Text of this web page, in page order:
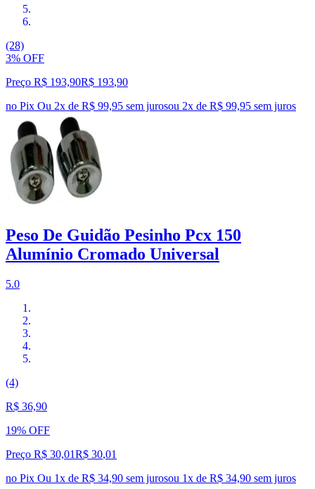
(28)
3% OFF
Preço R$ 193,90R$ 193,90
no Pix Ou 2x de R$ 99,95 sem jurosou 2x de R$ 99,95 sem juros
Peso De Guidão Pesinho Pcx 150
Alumínio Cromado Universal
5.0
(4)
R$ 36,90
19% OFF
Preço R$ 30,01R$ 30,01
no Pix Ou 1x de R$ 34,90 sem jurosou 1x de R$ 34,90 sem juros